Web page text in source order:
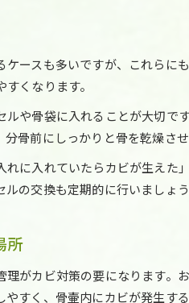
ースも多いですが、これら
くなります。
や骨袋に入れることが大切
骨前にしっかりと骨を乾燥さ
に入れていたらカビが生え
の交換も定期的に行いましょう
所
がカビ対策の要になります
すく、骨壷内にカビが発生す